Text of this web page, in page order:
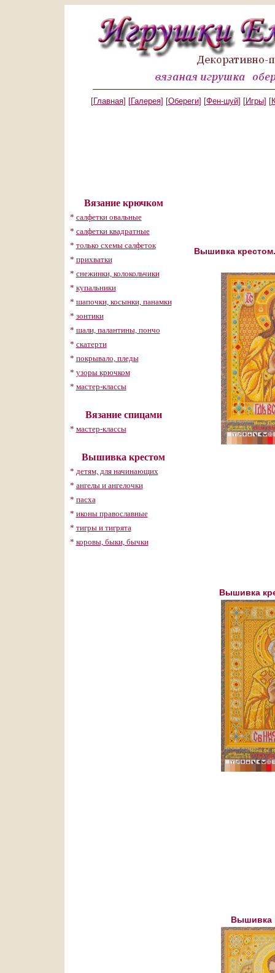
[Главная] [Галерея] [Обереги] [Фен-шуй] [Игры] [
Вязание крючком
* салфетки овальные
* салфетки квадратные
* только схемы салфеток
* прихватки
* снежинки, колокольчики
* купальники
* шапочки, косынки, панамки
* зонтики
* шали, палантины, пончо
* скатерти
* покрывало, пледы
* узоры крючком
* мастер-классы
Вязание спицами
* мастер-классы
Вышивка крестом
* детям, для начинающих
* ангелы и ангелочки
* пасха
* иконы православные
* тигры и тигрята
* коровы, быки, бычки
Вышивка
Вышивка
Вышивка